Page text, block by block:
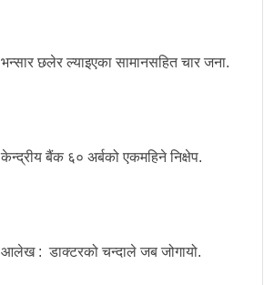
भन्सार छलेर ल्याइएका सामानसहित चार जना.
केन्द्रीय बैंक ६० अर्बको एकमहिने निक्षेप.
आलेख : डाक्टरको चन्दाले जब जोगायो.